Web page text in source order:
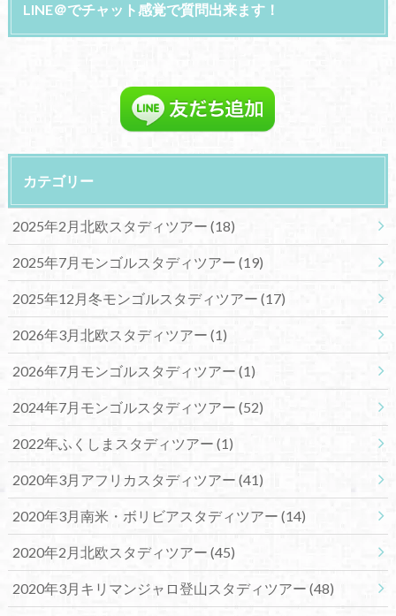
LINE＠でチャット感覚で質問出来ます！
カテゴリー
2025年2月北欧スタディツアー (18)
2025年7月モンゴルスタディツアー (19)
2025年12月冬モンゴルスタディツアー (17)
2026年3月北欧スタディツアー (1)
2026年7月モンゴルスタディツアー (1)
2024年7月モンゴルスタディツアー (52)
2022年ふくしまスタディツアー (1)
2020年3月アフリカスタディツアー (41)
2020年3月南米・ボリビアスタディツアー (14)
2020年2月北欧スタディツアー (45)
2020年3月キリマンジャロ登山スタディツアー (48)